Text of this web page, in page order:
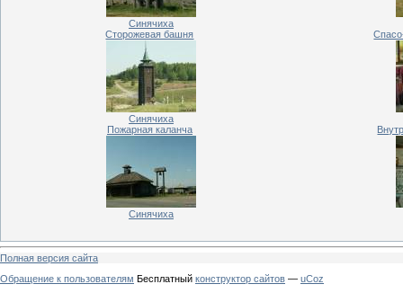
Синячиха
Сторожевая башня
Синячиха
Пожарная каланча
Синячиха
Полная версия сайта
Обращение к пользователям Бесплатный конструктор сайтов — uCoz